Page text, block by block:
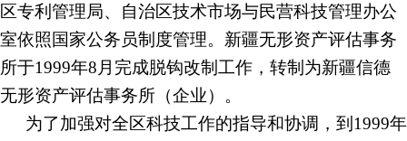
区专利管理局、自治区技术市场与民营科技管理办公
室依照国家公务员制度管理。新疆无形资产评估事务
所于1999年8月完成脱钩改制工作，转制为新疆信德
无形资产评估事务所（企业）。
为了加强对全区科技工作的指导和协调，到 1999年